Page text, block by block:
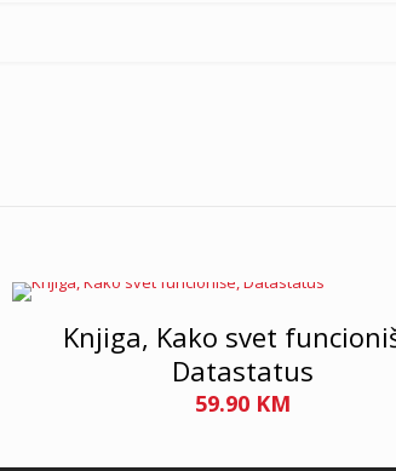
Knjiga, Kako svet
Datastatus
59.90 KM